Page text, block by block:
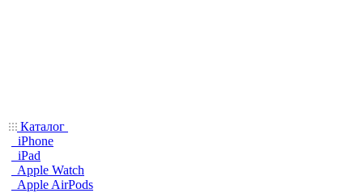
Каталог
iPhone
iPad
Apple Watch
Apple AirPods